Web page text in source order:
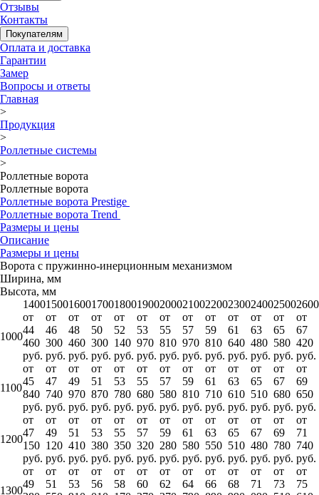
Отзывы
Контакты
Покупателям
Оплата и доставка
Гарантии
Замер
Вопросы и ответы
Главная
>
Продукция
>
Роллетные системы
>
Роллетные ворота
Роллетные ворота
Роллетные ворота Prestige
Роллетные ворота Trend
Размеры и цены
Описание
Размеры и цены
Ворота с пружинно-инерционным механизмом
Ширина, мм
Высота, мм
1400150016001700180019002000210022002300240025002600
1000
от
44
460
руб.
от
46
300
руб.
от
48
460
руб.
от
50
300
руб.
от
52
140
руб.
от
53
970
руб.
от
55
810
руб.
от
57
970
руб.
от
59
810
руб.
от
61
640
руб.
от
63
480
руб.
от
65
580
руб.
от
67
420
руб.
1100
от
45
840
руб.
от
47
740
руб.
от
49
970
руб.
от
51
870
руб.
от
53
780
руб.
от
55
680
руб.
от
57
580
руб.
от
59
810
руб.
от
61
710
руб.
от
63
610
руб.
от
65
510
руб.
от
67
680
руб.
от
69
650
руб.
1200
от
47
150
руб.
от
49
120
руб.
от
51
410
руб.
от
53
380
руб.
от
55
350
руб.
от
57
320
руб.
от
59
280
руб.
от
61
580
руб.
от
63
550
руб.
от
65
510
руб.
от
67
480
руб.
от
69
780
руб.
от
71
740
руб.
1300
от
49
от
51
от
53
от
56
от
58
от
60
от
62
от
64
от
66
от
68
от
71
от
73
от
75